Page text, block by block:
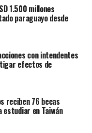
luego variables,
luego del sur,
1.500 millones
paraguayo desde
con intendentes
efectos de
reciben 76 becas
en Taiwán